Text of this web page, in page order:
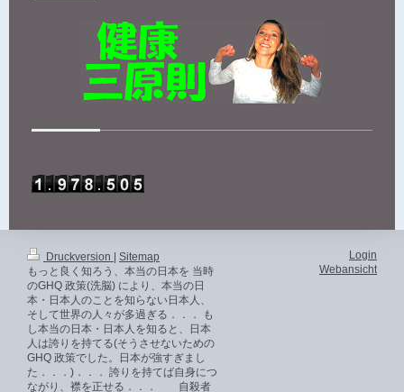
Druckversion
Sitemap
もっと良く知ろう、本当の日本を 当時
のGHQ 政策(洗脳) により、本当の日
本・日本人のことを知らない日本人、
そして世界の人々が多過ぎる．．． も
し本当の日本・日本人を知ると、日本
人は誇りを持てる(そうさせないための
GHQ 政策でした。日本が強すぎまし
た．．．)．．． 誇りを持てば自身につ
ながり、襟を正せる．．． 自殺者
Login
Webansicht